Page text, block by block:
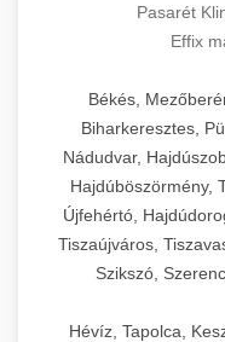
Pasarét
Effix
Békés,
Biharkeresztes,
Nádudvar,
Hajdúböszörmény,
Újfehértó,
Tiszaújváros,
Szikszó,
Hévíz, Tapolca,